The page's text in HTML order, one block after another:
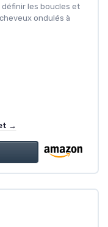
les boucles et
ondulés à
→